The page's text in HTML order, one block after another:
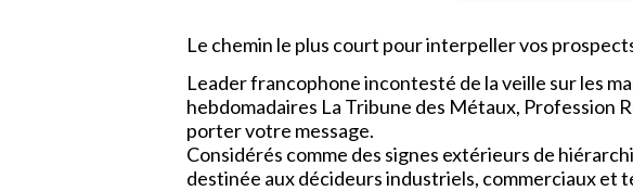
Le chemin le plus court pour interpeller vos
Leader francophone incontesté de la veille sur les
hebdomadaires La Tribune des Métaux, Profession
porter votre message.
Considérés comme des signes extérieurs de
destinée aux décideurs industriels, commerciaux et